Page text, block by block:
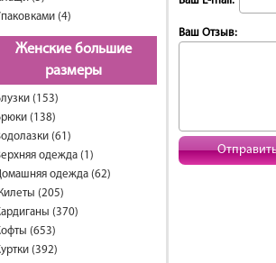
(4)
Женские большие
размеры
(153)
(138)
(61)
одежда (1)
одежда (62)
(205)
(370)
(653)
(392)
Ваш Отзыв: